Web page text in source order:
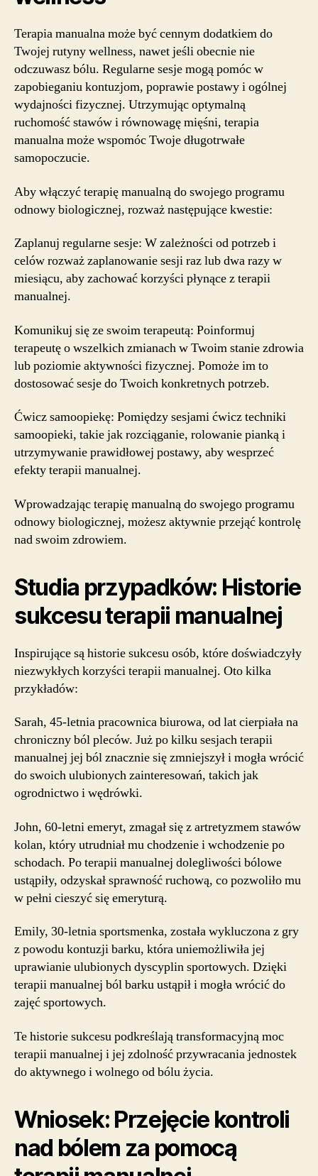
Terapia manualna może być cennym dodatkiem do
Twojej rutyny wellness, nawet jeśli obecnie nie
odczuwasz bólu. Regularne sesje mogą pomóc w
zapobieganiu kontuzjom, poprawie postawy i ogólnej
wydajności fizycznej. Utrzymując optymalną
ruchomość stawów i równowagę mięśni, terapia
manualna może wspomóc Twoje długotrwałe
samopoczucie.
Aby włączyć terapię manualną do swojego programu
odnowy biologicznej, rozważ następujące kwestie:
Zaplanuj regularne sesje: W zależności od potrzeb i
celów rozważ zaplanowanie sesji raz lub dwa razy w
miesiącu, aby zachować korzyści płynące z terapii
manualnej.
Komunikuj się ze swoim terapeutą: Poinformuj
terapeutę o wszelkich zmianach w Twoim stanie zdrowia
lub poziomie aktywności fizycznej. Pomoże im to
dostosować sesje do Twoich konkretnych potrzeb.
Ćwicz samoopiekę: Pomiędzy sesjami ćwicz techniki
samoopieki, takie jak rozciąganie, rolowanie pianką i
utrzymywanie prawidłowej postawy, aby wesprzeć
efekty terapii manualnej.
Wprowadzając terapię manualną do swojego programu
odnowy biologicznej, możesz aktywnie przejąć kontrolę
nad swoim zdrowiem.
Studia przypadków: Historie
sukcesu terapii manualnej
Inspirujące są historie sukcesu osób, które doświadczyły
niezwykłych korzyści terapii manualnej. Oto kilka
przykładów:
Sarah, 45-letnia pracownica biurowa, od lat cierpiała na
chroniczny ból pleców. Już po kilku sesjach terapii
manualnej jej ból znacznie się zmniejszył i mogła wrócić
do swoich ulubionych zainteresowań, takich jak
ogrodnictwo i wędrówki.
John, 60-letni emeryt, zmagał się z artretyzmem stawów
kolan, który utrudniał mu chodzenie i wchodzenie po
schodach. Po terapii manualnej dolegliwości bólowe
ustąpiły, odzyskał sprawność ruchową, co pozwoliło mu
w pełni cieszyć się emeryturą.
Emily, 30-letnia sportsmenka, została wykluczona z gry
z powodu kontuzji barku, która uniemożliwiła jej
uprawianie ulubionych dyscyplin sportowych. Dzięki
terapii manualnej ból barku ustąpił i mogła wrócić do
zajęć sportowych.
Te historie sukcesu podkreślają transformacyjną moc
terapii manualnej i jej zdolność przywracania jednostek
do aktywnego i wolnego od bólu życia.
Wniosek: Przejęcie kontroli
nad bólem za pomocą